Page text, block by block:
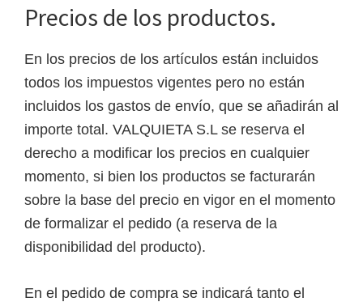
Precios de los productos.
En los precios de los artículos están incluidos
todos los impuestos vigentes pero no están
incluidos los gastos de envío, que se añadirán al
importe total. VALQUIETA S.L se reserva el
derecho a modificar los precios en cualquier
momento, si bien los productos se facturarán
sobre la base del precio en vigor en el momento
de formalizar el pedido (a reserva de la
disponibilidad del producto).
En el pedido de compra se indicará tanto el